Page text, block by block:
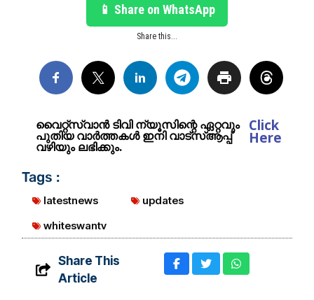
📱 Share on WhatsApp
Share this...
വൈറ്റ്സ്വാൻ ടിവി ന്യൂസിന്റെ ഏറ്റവും
പുതിയ വാർത്തകൾ ഇനി വാട്സ്ആപ്പ്
വഴിയും ലഭിക്കും.
Click
Here
Tags :
latestnews
updates
whiteswantv
Share This
Article